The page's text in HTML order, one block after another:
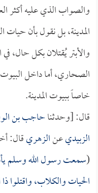
والصواب الذي عليه أكثر
المدينة، بل نقول بأن حيات
والأبتر يُقتلان بكل حال،
الصحاري، أما داخل
خاصاً ببيوت المدينة.
قال: [وحدثناحاجب بن
الزبيديعنالزهريقال:
(سمعت رسول الله وسلم
الحيات والكلاب، واقتلوا ذا